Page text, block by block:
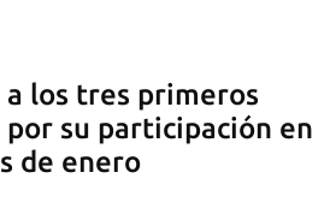
los tres primeros
por su participación en
de enero